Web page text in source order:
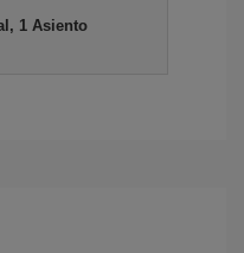
1 Asiento